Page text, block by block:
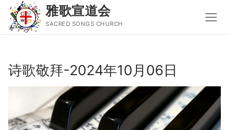
content
雅歌宣道会
SACRED SONGS CHURCH
Search
主页
诗歌敬拜-2024年10月06日